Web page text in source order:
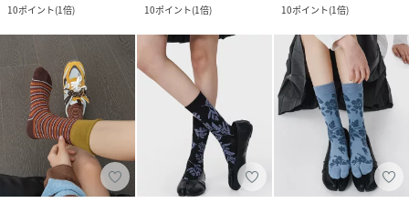
10ポイント(1倍)
10ポイント(1倍)
10ポイント(1倍)